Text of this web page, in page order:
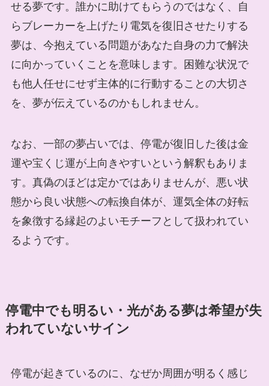
せる夢です。誰かに助けてもらうのではなく、自
らブレーカーを上げたり電気を復旧させたりする
夢は、今抱えている問題があなた自身の力で解決
に向かっていくことを意味します。困難な状況で
も他人任せにせず主体的に行動することの大切さ
を、夢が伝えているのかもしれません。
なお、一部の夢占いでは、停電が復旧した後は金
運や宝くじ運が上向きやすいという解釈もありま
す。真偽のほどは定かではありませんが、悪い状
態から良い状態への転換自体が、運気全体の好転
を象徴する縁起のよいモチーフとして扱われてい
るようです。
停電中でも明るい・光がある夢は希望が失
われていないサイン
停電が起きているのに、なぜか周囲が明るく感じ